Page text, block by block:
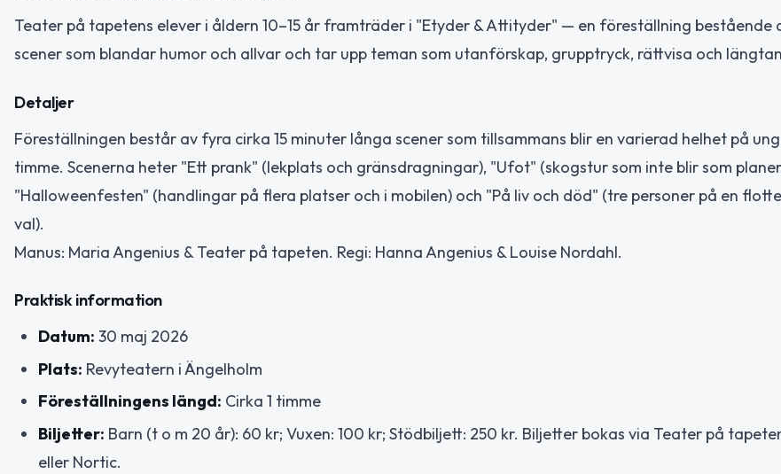
Teater på tapetens elever i åldern 10–15 år framträder i "Etyder & Attityder" — en föreställning bestående
scener som blandar humor och allvar och tar upp teman som utanförskap, grupptryck, rättvisa och
Detaljer
Föreställningen består av fyra cirka 15 minuter långa scener som tillsammans blir en varierad helhet på
timme. Scenerna heter "Ett prank" (lekplats och gränsdragningar), "Ufot" (skogstur som inte blir som
"Halloweenfesten" (handlingar på flera platser och i mobilen) och "På liv och död" (tre personer på en
val).
Manus: Maria Angenius & Teater på tapeten. Regi: Hanna Angenius & Louise Nordahl.
Praktisk information
Datum: 30 maj 2026
Plats: Revyteatern i Ängelholm
Föreställningens längd: Cirka 1 timme
Biljetter: Barn (t o m 20 år): 60 kr; Vuxen: 100 kr; Stödbiljett: 250 kr. Biljetter bokas via Teater på
eller Nortic.